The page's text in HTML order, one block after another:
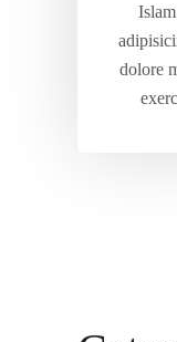
dolore